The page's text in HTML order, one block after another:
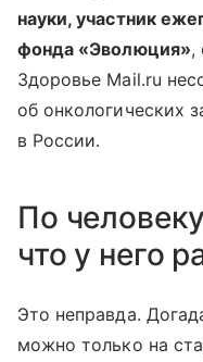
науки, участник
фонда «Эволюция»,
Здоровье Mail.ru
об онкологических
в России.
По
что у него
Это неправда.
можно только на